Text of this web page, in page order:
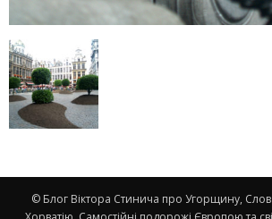
© Блог Віктора Стинича про Угорщину,